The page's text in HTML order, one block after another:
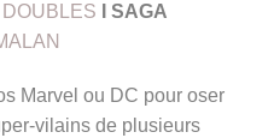
DOUBLES
I SAGA
Marvel ou DC pour oser
vilains de plusieurs